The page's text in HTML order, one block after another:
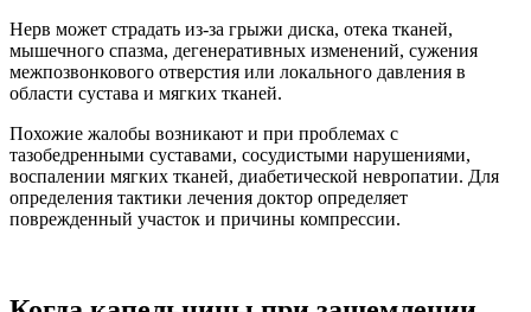
Нерв может страдать из-за грыжи диска, отека тканей,
мышечного спазма, дегенеративных изменений, сужения
межпозвонкового отверстия или локального давления в
области сустава и мягких тканей.
Похожие жалобы возникают и при проблемах с
тазобедренными суставами, сосудистыми нарушениями,
воспалении мягких тканей, диабетической невропатии. Для
определения тактики лечения доктор определяет
поврежденный участок и причины компрессии.